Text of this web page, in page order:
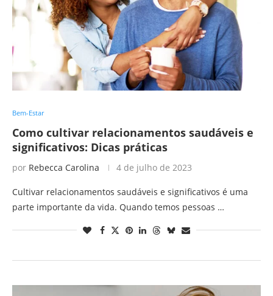
Bem-Estar
Como cultivar relacionamentos saudáveis e
significativos: Dicas práticas
por Rebecca Carolina 4 de julho de 2023
Cultivar relacionamentos saudáveis e significativos é uma
parte importante da vida. Quando temos pessoas …